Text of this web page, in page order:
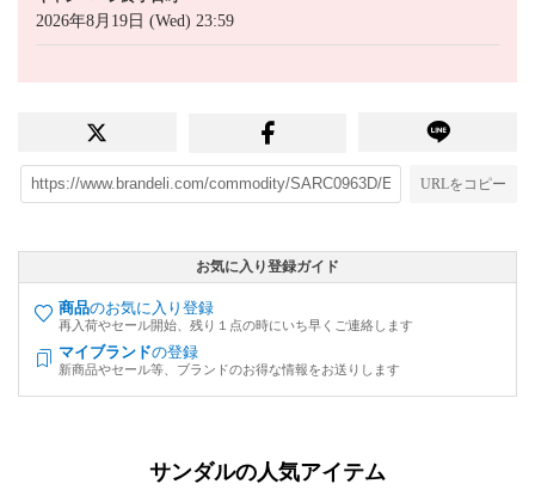
2026年8月19日 (Wed) 23:59
URLをコピー
お気に入り登録ガイド
商品のお気に入り登録
再入荷やセール開始、残り１点の時にいち早くご連絡します
マイブランドの登録
新商品やセール等、ブランドのお得な情報をお送りします
サンダルの人気アイテム